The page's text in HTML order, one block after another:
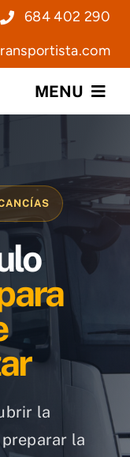
684 402 290
MENU
la
la